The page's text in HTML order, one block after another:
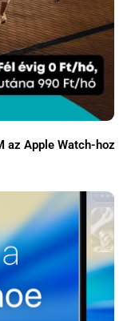
az Apple Watch-hoz